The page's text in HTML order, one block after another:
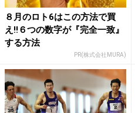
８月のロト6はこの方法で買
え!!６つの数字が『完全一致』
する方法
PR(株式会社MURA)